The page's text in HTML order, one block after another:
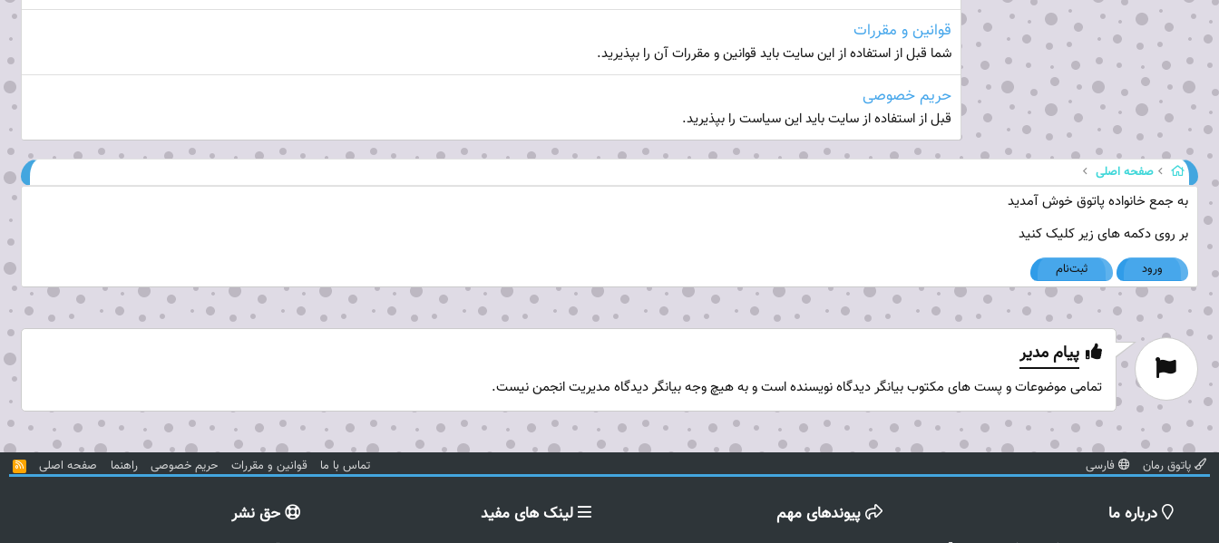
قوانین و مقررات
شما قبل از استفاده از این سایت باید قوانین و مقررات آن را بپذیرید.
حریم خصوصی
قبل از استفاده از سایت باید این سیاست را بپذیرید.
صفحه اصلی
به جمع خانواده پاتوق خوش آمدید
بر روی دکمه های زیر کلیک کنید
ورود ثبت‌نام
پیام مدیر
تمامی موضوعات و پست های مکتوب بیانگر دیدگاه نویسنده است و به هیچ وجه بیانگر دیدگاه مدیریت انجمن نیست.
پاتوق رمان فارسی تماس با ما قوانین و مقررات حریم خصوصی راهنما صفحه اصلی
R
S
درباره ما پیوندهای مهم لینک های مفید حق نشر